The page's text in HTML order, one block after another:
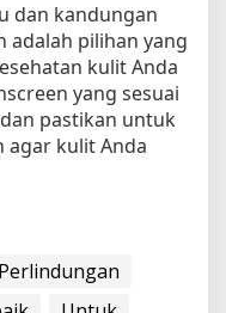
dan kandungan
adalah pilihan yang
kulit Anda
yang sesuai
pastikan untuk
agar kulit Anda
Perlindungan